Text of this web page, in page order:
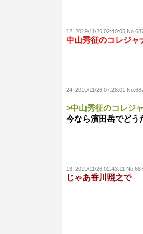
12: 2019/11/26 02:40:05
中山秀征のコレジャ
24: 2019/11/26 07:28:01
>中山秀征のコレジ
今なら濱田岳でどう
13: 2019/11/26 02:43:11
じゃあ香川照之で